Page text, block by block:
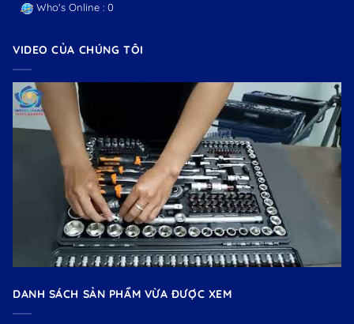
Who's Online : 0
VIDEO CỦA CHÚNG TÔI
DANH SÁCH SẢN PHẨM VỪA ĐƯỢC XEM